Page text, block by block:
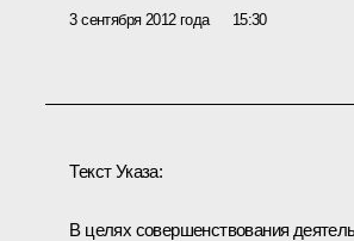
3 сентября 2012 года 15:30
Текст Указа:
В целях совершенствования